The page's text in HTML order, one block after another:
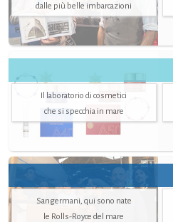
dalle più belle imbarcazioni
Il laboratorio di cosmetici
che si specchia in mare
Sangermani, qui sono nate
le Rolls-Royce del mare